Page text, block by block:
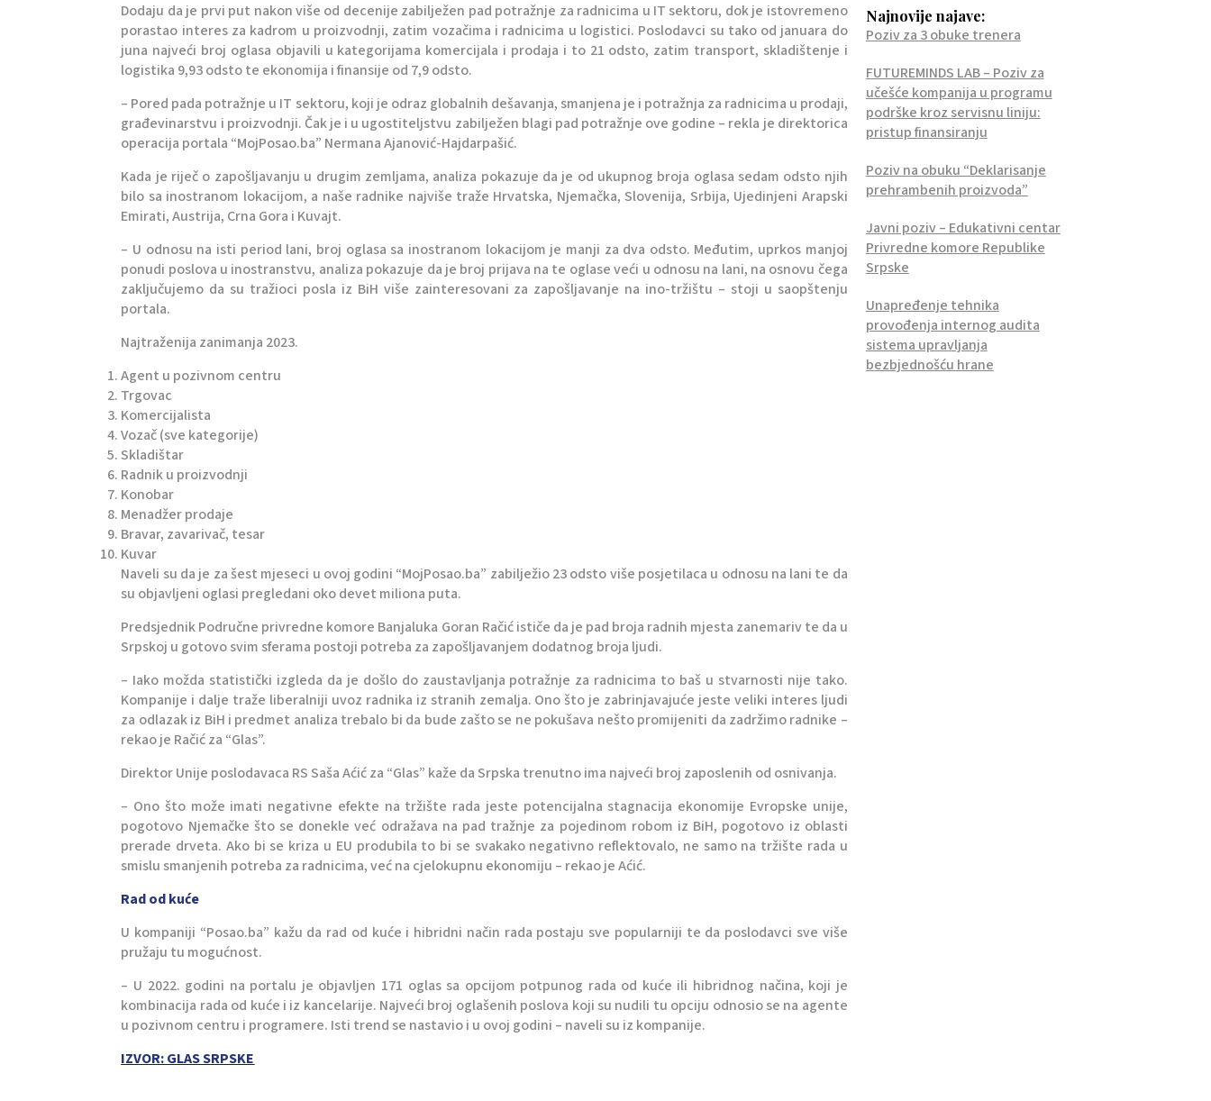
Dodaju da je prvi put nakon više od decenije zabilježen pad potražnje za radnicima u IT sektoru, dok je istovremeno
porastao interes za kadrom u proizvodnji, zatim vozačima i radnicima u logistici. Poslodavci su tako od januara do
juna najveći broj oglasa objavili u kategorijama komercijala i prodaja i to 21 odsto, zatim transport, skladištenje i
logistika 9,93 odsto te ekonomija i finansije od 7,9 odsto.
– Pored pada potražnje u IT sektoru, koji je odraz globalnih dešavanja, smanjena je i potražnja za radnicima u prodaji,
građevinarstvu i proizvodnji. Čak je i u ugostiteljstvu zabilježen blagi pad potražnje ove godine – rekla je direktorica
operacija portala “MojPosao.ba” Nermana Ajanović-Hajdarpašić.
Kada je riječ o zapošljavanju u drugim zemljama, analiza pokazuje da je od ukupnog broja oglasa sedam odsto njih
bilo sa inostranom lokacijom, a naše radnike najviše traže Hrvatska, Njemačka, Slovenija, Srbija, Ujedinjeni Arapski
Emirati, Austrija, Crna Gora i Kuvajt.
– U odnosu na isti period lani, broj oglasa sa inostranom lokacijom je manji za dva odsto. Međutim, uprkos manjoj
ponudi poslova u inostranstvu, analiza pokazuje da je broj prijava na te oglase veći u odnosu na lani, na osnovu čega
zaključujemo da su tražioci posla iz BiH više zainteresovani za zapošljavanje na ino-tržištu – stoji u saopštenju
portala.
Najtraženija zanimanja 2023.
Agent u pozivnom centru
Trgovac
Komercijalista
Vozač (sve kategorije)
Skladištar
Radnik u proizvodnji
Konobar
Menadžer prodaje
Bravar, zavarivač, tesar
Kuvar
Naveli su da je za šest mjeseci u ovoj godini “MojPosao.ba” zabilježio 23 odsto više posjetilaca u odnosu na lani te da
su objavljeni oglasi pregledani oko devet miliona puta.
Predsjednik Područne privredne komore Banjaluka Goran Račić ističe da je pad broja radnih mjesta zanemariv te da u
Srpskoj u gotovo svim sferama postoji potreba za zapošljavanjem dodatnog broja ljudi.
– Iako možda statistički izgleda da je došlo do zaustavljanja potražnje za radnicima to baš u stvarnosti nije tako.
Kompanije i dalje traže liberalniji uvoz radnika iz stranih zemalja. Ono što je zabrinjavajuće jeste veliki interes ljudi
za odlazak iz BiH i predmet analiza trebalo bi da bude zašto se ne pokušava nešto promijeniti da zadržimo radnike –
rekao je Račić za “Glas”.
Direktor Unije poslodavaca RS Saša Aćić za “Glas” kaže da Srpska trenutno ima najveći broj zaposlenih od osnivanja.
– Ono što može imati negativne efekte na tržište rada jeste potencijalna stagnacija ekonomije Evropske unije,
pogotovo Njemačke što se donekle već odražava na pad tražnje za pojedinom robom iz BiH, pogotovo iz oblasti
prerade drveta. Ako bi se kriza u EU produbila to bi se svakako negativno reflektovalo, ne samo na tržište rada u
smislu smanjenih potreba za radnicima, već na cjelokupnu ekonomiju – rekao je Aćić.
Rad od kuće
U kompaniji “Posao.ba” kažu da rad od kuće i hibridni način rada postaju sve popularniji te da poslodavci sve više
pružaju tu mogućnost.
– U 2022. godini na portalu je objavljen 171 oglas sa opcijom potpunog rada od kuće ili hibridnog načina, koji je
kombinacija rada od kuće i iz kancelarije. Najveći broj oglašenih poslova koji su nudili tu opciju odnosio se na agente
u pozivnom centru i programere. Isti trend se nastavio i u ovoj godini – naveli su iz kompanije.
IZVOR: GLAS SRPSKE
Najnovije najave:
Poziv za 3 obuke trenera
FUTUREMINDS LAB – Poziv za
učešće kompanija u programu
podrške kroz servisnu liniju:
pristup finansiranju
Poziv na obuku “Deklarisanje
prehrambenih proizvoda”
Javni poziv – Edukativni centar
Privredne komore Republike
Srpske
Unapređenje tehnika
provođenja internog audita
sistema upravljanja
bezbjednošću hrane